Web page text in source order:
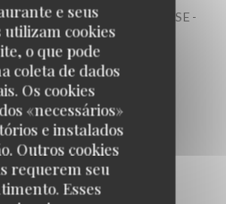
e seus
utilizam cookies
o que pode
coleta de dados
Os cookies
«necessários»
e instalados
Outros cookies
requerem seu
Esses
-AOP –LAMPE DE MÉDUSE-
ROSELINE 2024
EUR
14 cl
rouges
MAISON DELAS 2022